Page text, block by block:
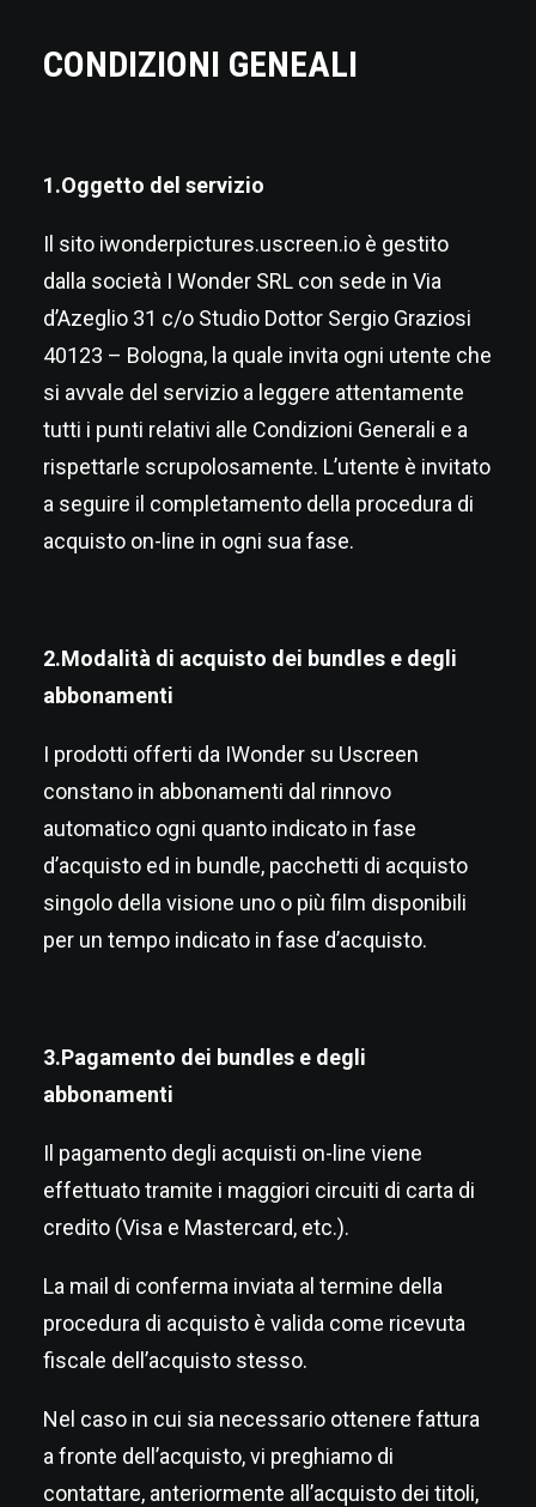
CONDIZIONI GENEALI
1.Oggetto del servizio
Il sito iwonderpictures.uscreen.io è gestito
dalla società I Wonder SRL con sede in Via
d’Azeglio 31 c/o Studio Dottor Sergio Graziosi
40123 – Bologna, la quale invita ogni utente che
si avvale del servizio a leggere attentamente
tutti i punti relativi alle Condizioni Generali e a
rispettarle scrupolosamente. L’utente è invitato
a seguire il completamento della procedura di
acquisto on-line in ogni sua fase.
2.Modalità di acquisto dei bundles e degli
abbonamenti
I prodotti offerti da IWonder su Uscreen
constano in abbonamenti dal rinnovo
automatico ogni quanto indicato in fase
d’acquisto ed in bundle, pacchetti di acquisto
singolo della visione uno o più film disponibili
per un tempo indicato in fase d’acquisto.
3.Pagamento dei bundles e degli
abbonamenti
Il pagamento degli acquisti on-line viene
effettuato tramite i maggiori circuiti di carta di
credito (Visa e Mastercard, etc.).
La mail di conferma inviata al termine della
procedura di acquisto è valida come ricevuta
fiscale dell’acquisto stesso.
Nel caso in cui sia necessario ottenere fattura
a fronte dell’acquisto, vi preghiamo di
contattare, anteriormente all’acquisto dei titoli,